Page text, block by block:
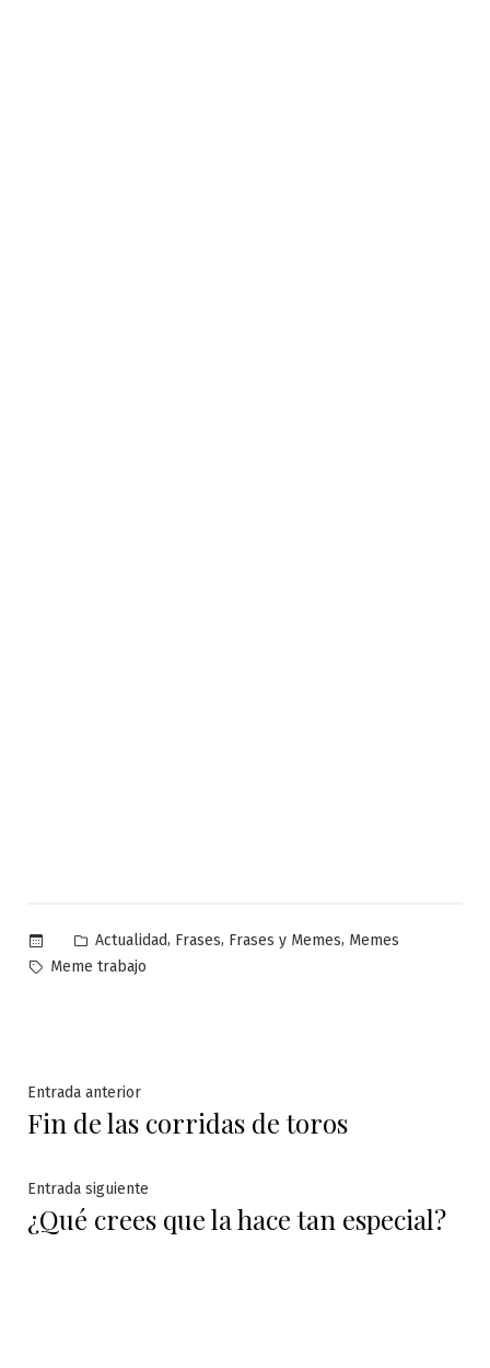
Publicado
en
Actualidad, Frases, Frases y Memes, Memes
Etiquetas:
Meme trabajo
Navegación
de
entradas
Entrada anteriorEntrada
anterior:
Fin de las corridas de toros
Entrada siguiente
siguiente:
¿Qué crees que la hace tan especial?